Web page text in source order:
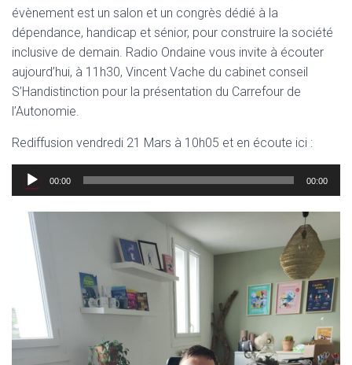
évènement est un salon et un congrès dédié à la
dépendance, handicap et sénior, pour construire la société
inclusive de demain. Radio Ondaine vous invite à écouter
aujourd’hui, à 11h30, Vincent Vache du cabinet conseil
S’Handistinction pour la présentation du Carrefour de
l’Autonomie.
Rediffusion vendredi 21 Mars à 10h05 et en écoute ici :
Lecteur
audio
00:00 00:00